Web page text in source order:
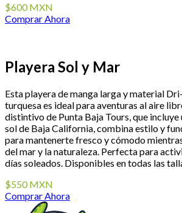
$600 MXN
Comprar Ahora
Playera Sol y Mar
Esta playera de manga larga y material
turquesa es ideal para aventuras al aire
distintivo de Punta Baja Tours, que
sol de Baja California, combina estilo y
para mantenerte fresco y cómodo
del mar y la naturaleza. Perfecta para
días soleados. Disponibles en todas las
$550 MXN
Comprar Ahora